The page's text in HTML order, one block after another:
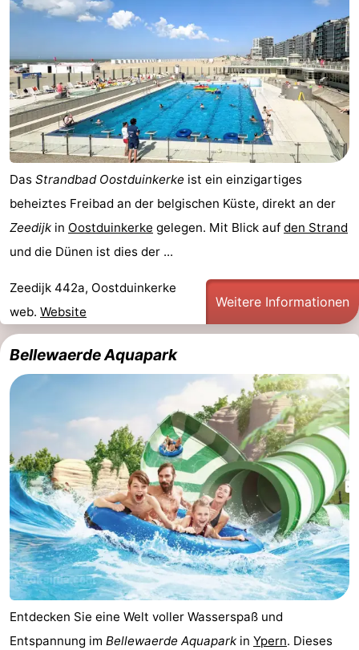
Oostduinkerke
-
Koksijde
-
De
Panne
-
Natur
Westhoek
Wetter
Kontakt
Das Strandbad Oostduinkerke ist ein einzigartiges
beheiztes Freibad an der belgischen Küste, direkt an der
Zeedijk in Oostduinkerke gelegen. Mit Blick auf den Strand
und die Dünen ist dies der ...
Zeedijk 442a, Oostduinkerke
web. Website
Weitere Informationen
Bellewaerde Aquapark
Entdecken Sie eine Welt voller Wasserspaß und
Entspannung im Bellewaerde Aquapark in Ypern. Dieses